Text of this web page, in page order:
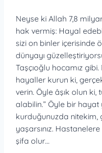
Neyse ki Allah 7,8
hak vermiş: Hayal
sizi on binler içerisinde
dünyayı
Taşçıoğlu hocamız
hayaller kurun ki,
verin. Öyle âşık olun ki,
alabilin.” Öyle bir hayat
kurduğunuzda nitekim,
yaşarsınız. Hastanelere
şifa olur…